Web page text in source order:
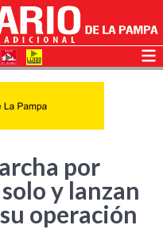
por
y lanzan
operación